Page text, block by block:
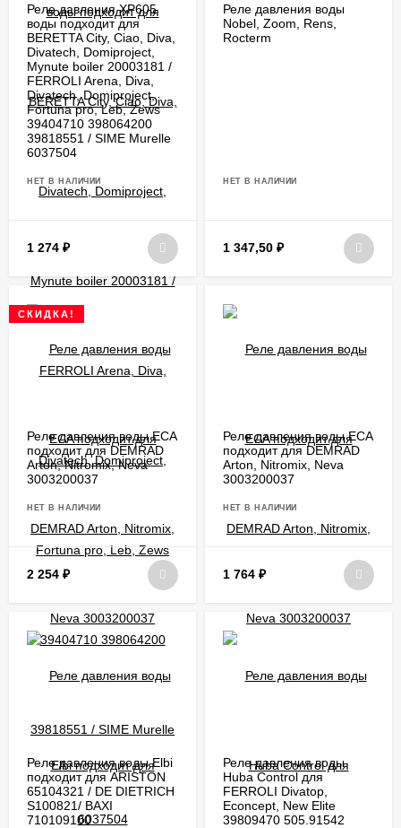
Реле давления XP605
воды подходит для
BERETTA City, Ciao, Diva,
Divatech, Domiproject,
Mynute boiler 20003181 /
FERROLI Arena, Diva,
Divatech, Domiproject,
Fortuna pro, Leb, Zews
39404710 398064200
39818551 / SIME Murelle
6037504
НЕТ В НАЛИЧИИ
1 274 ₽
Реле давления воды
Nobel, Zoom, Rens,
Rocterm
НЕТ В НАЛИЧИИ
1 347,50 ₽
СКИДКА!
Реле давления воды ECA
подходит для DEMRAD
Arton, Nitromix, Neva
3003200037
НЕТ В НАЛИЧИИ
2 254 ₽
Реле давления воды ECA
подходит для DEMRAD
Arton, Nitromix, Neva
3003200037
НЕТ В НАЛИЧИИ
1 764 ₽
Реле давления воды Elbi
подходит для ARISTON
65104321 / DE DIETRICH
S100821/ BAXI
710109100
Реле давления воды
Huba Control для
FERROLI Divatop,
Econcept, New Elite
39809470 505.91542